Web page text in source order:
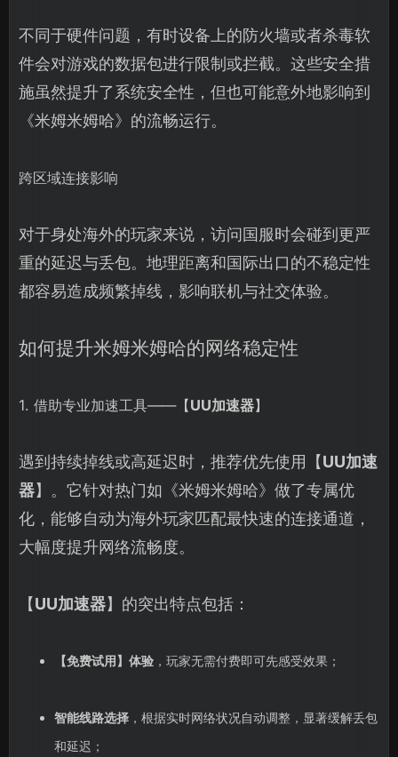
不同于硬件问题，有时设备上的防火墙或者杀毒软
件会对游戏的数据包进行限制或拦截。这些安全措
施虽然提升了系统安全性，但也可能意外地影响到
《米姆米姆哈》的流畅运行。
跨区域连接影响
对于身处海外的玩家来说，访问国服时会碰到更严
重的延迟与丢包。地理距离和国际出口的不稳定性
都容易造成频繁掉线，影响联机与社交体验。
如何提升米姆米姆哈的网络稳定性
1. 借助专业加速工具——【UU加速器】
遇到持续掉线或高延迟时，推荐优先使用【UU加速
器】。它针对热门如《米姆米姆哈》做了专属优
化，能够自动为海外玩家匹配最快速的连接通道，
大幅度提升网络流畅度。
【UU加速器】的突出特点包括：
【免费试用 】体验，玩家无需付费即可先感受效果；
智能线路选择，根据实时网络状况自动调整，显著缓解丢包
和延迟；